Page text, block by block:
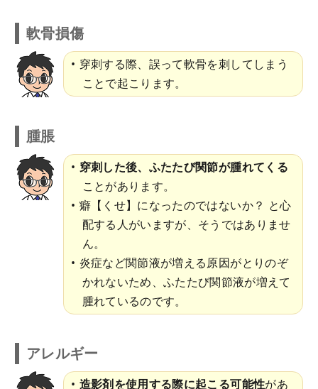
軟骨損傷
穿刺する際、誤って軟骨を刺してしまう
ことで起こります。
腫脹
穿刺した後、ふたたび関節が腫れてくる
ことがあります。
癖【くせ】になったのではないか？ と心
配する人がいますが、そうではありませ
ん。
炎症など関節液が増える原因がとりのぞ
かれないため、ふたたび関節液が増えて
腫れているのです。
アレルギー
造影剤を使用する際に起こる可能性があ